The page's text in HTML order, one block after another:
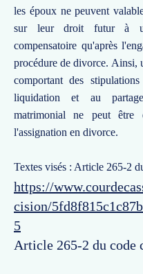
les époux ne peuvent
sur leur droit futur à
compensatoire qu'après
procédure de divorce. Ainsi,
comportant des
liquidation et au
matrimonial ne peut être
l'assignation en divorce.
Textes visés : Article 265-2
https://
cision/
5
Article 265-2 du code